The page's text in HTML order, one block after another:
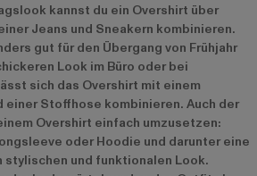
kannst du ein Overshirt über
Jeans und Sneakern kombinieren.
gut für den Übergang von Frühjahr
Look im Büro oder bei
sich das Overshirt mit einem
einer Stoffhose kombinieren. Auch der
Overshirt einfach umzusetzen:
oder Hoodie und darunter eine
und funktionalen Look.